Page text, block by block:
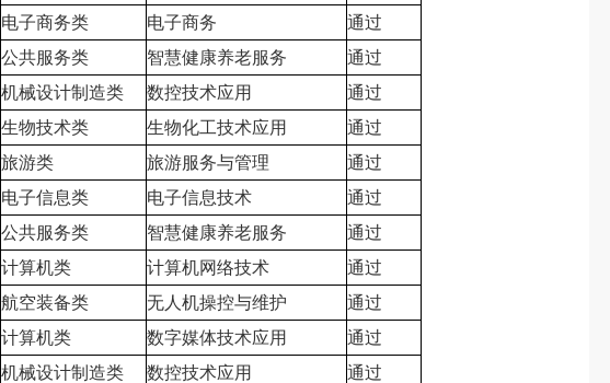
电子商务类 电子商务
通过
公共服务类 智慧健康养老服务
通过
机械设计制造类 数控技术应用
通过
生物技术类 生物化工技术应用
通过
旅游类 旅游服务与管理
通过
电子信息类 电子信息技术
通过
公共服务类 智慧健康养老服务
通过
计算机类 计算机网络技术
通过
航空装备类 无人机操控与维护
通过
计算机类 数字媒体技术应用
通过
机械设计制造类 数控技术应用
通过